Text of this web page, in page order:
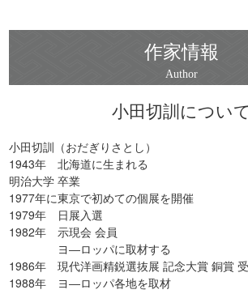
作家情報
小田切訓について
小田切訓（おだぎりさとし）
1943年 北海道に生まれる
明治大学 卒業
1977年に東京で初めての個展を開催
1979年 日展入選
1982年 示現会 会員
ヨ―ロッパに取材する
1986年 現代洋画精鋭選抜展 記念大賞 銅賞
1988年 ヨ―ロッパ各地を取材